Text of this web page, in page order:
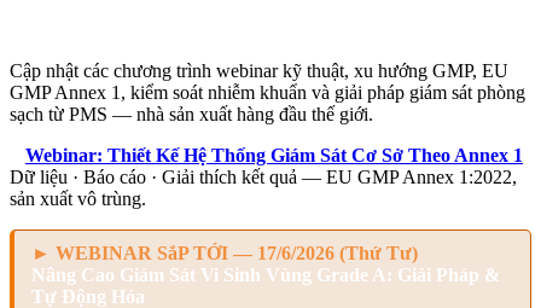
Cập nhật các chương trình webinar kỹ thuật, xu hướng GMP, EU
GMP Annex 1, kiểm soát nhiễm khuẩn và giải pháp giám sát phòng
sạch từ PMS — nhà sản xuất hàng đầu thế giới.
Webinar: Thiết Kế Hệ Thống Giám Sát Cơ Sở Theo Annex 1
Dữ liệu · Báo cáo · Giải thích kết quả — EU GMP Annex 1:2022,
sản xuất vô trùng.
► WEBINAR SắP TỚI — 17/6/2026 (Thứ Tư)
Nâng Cao Giám Sát Vi Sinh Vùng Grade A: Giải Pháp &
Tự Động Hóa